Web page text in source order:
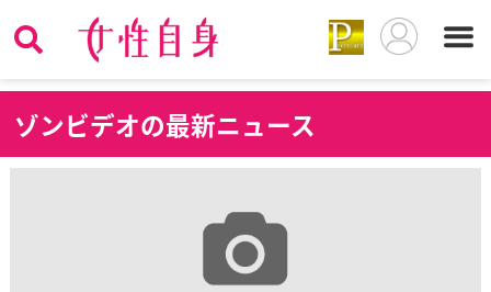
ゾンビデオの最新ニュース